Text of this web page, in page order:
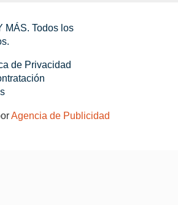
MÁS. Todos los
de Privacidad
Agencia de Publicidad